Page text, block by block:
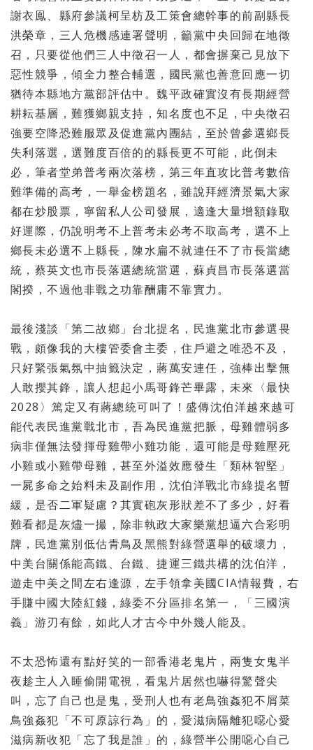
謝衣鳯、縣府參議柯呈枋及工策會總幹事的前副縣長
洪榮章，三人危機感連署聲明，籲黨中央回歸在地徵
召，只要從他們三人中徵召一人，都會摒棄己見放下
惡性競爭，傾全力整合輔選，國民黨也善意回應一切
猶待本縣地方黨部評估中。魏平政確實沒有長期經營
耕耘基層，難獲鄉親支持，知名度也不足，中央徵召
強要空降恐難服眾及促進黨內團結，至於曾參選鄉長
失利落選，選難度百倍的的縣長更不可能，此倒未
必，筆者堂弟普考兩次落榜，第三年直攻比普考數倍
難準備的高考，一舉金榜題名，雖說拜經濟景氣大家
都在炒股票，寧留私人公司發展，適逢大量增額錄取
好運際，仍說明考不上普考未必考不取高考，選不上
鄉長未必選不上縣長，陳水扁不就連任不了市長當總
統，蔡英文也市長落選總統當選，蘇貞昌市長落選當
閣揆，不過他非戰之功靠酬庸不靠實力。
最後淺談「第二故鄉」台北提名，民進黨北市參選畏
戰，頗像我的大樓管委會主委，住戶避之唯恐不及，
只好緊張氣氛中抽籤決定，蔣萬安連任，強棒出擊無
人敢攖其鋒，讓人想起小馬哥鋒芒畢露，未來〈最快
2028〉篤定又有蔣總統可叫了！盛傳沈伯洋越來越可
能代表民進黨戰北市，吾為民進黨把脈，母雞體弱多
病非僅無法發揮母雞帶小雞功能，還可能是母雞壓死
小雞或小雞帶母雞，甚至外溢效應發生「類林智堅」
一屍多命之始料未及副作用，沈伯洋戰北市綠提名暫
緩，是否二軍疑慮？其實砲灰形狀差不了多少，好看
難看都是灰燼一撮，除非執政大家樂黨想逼六合彩明
牌，民進黨別低估青鳥及黑熊對綠營選舉的破壞力，
中美台關係能高鐵、台鐵、捷運三鐵共構的沈伯洋，
遊走中美之間左右逢源，左手領拿美國CIA情報費，右
手賺中國大陸紅錢，綠委不分區排名第一，「三國演
義」游刃有餘，如此人才古今中外幾人能及。
不太恐怖還有點好笑的一部香港老鬼片， 兩隻女鬼半
夜趁主人入睡偷開電視，看鬼片居然也嚇得驚聲尖
叫， 忘了自己也是鬼，受刑人也有老鳥強姦犯不屑菜
鳥強姦犯「不可原諒行為」的，愛滋病隔離犯噁心愛
滋病新收犯「忘了我是誰」 的，綠營半公開噁心自己